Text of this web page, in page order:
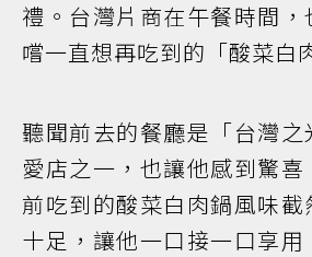
禮。台灣片商在午餐時間
嚐一直想再吃到的「酸菜白
聽聞前去的餐廳是「台灣
愛店之一，也讓他感到驚
前吃到的酸菜白肉鍋風味
十足，讓他一口接一口享用